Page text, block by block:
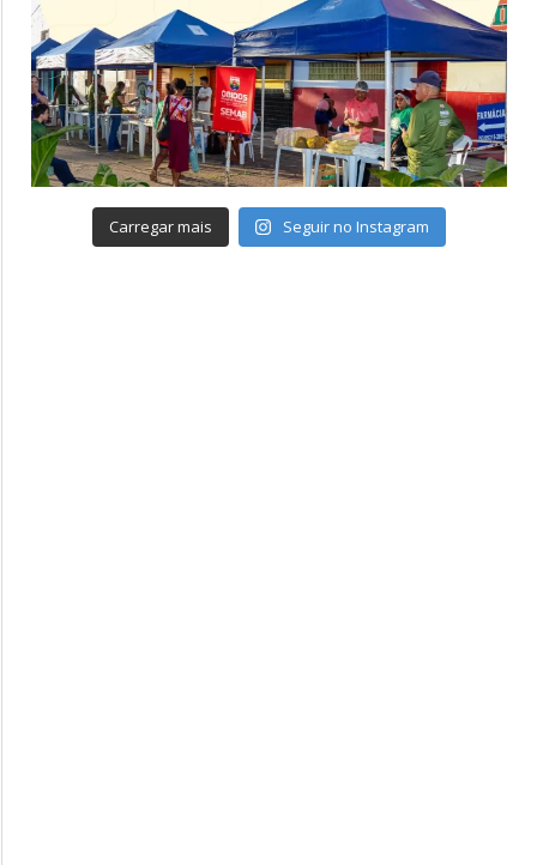
Carregar mais Seguir no Instagram